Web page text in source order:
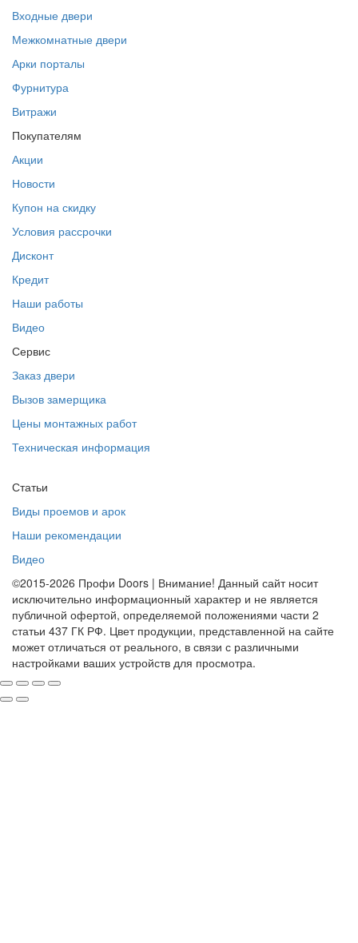
Входные двери
Межкомнатные двери
Арки порталы
Фурнитура
Витражи
Покупателям
Акции
Новости
Купон на скидку
Условия рассрочки
Дисконт
Кредит
Наши работы
Видео
Сервис
Заказ двери
Вызов замерщика
Цены монтажных работ
Техническая информация
Статьи
Виды проемов и арок
Наши рекомендации
Видео
©2015-2026 Профи Doors | Внимание! Данный сайт носит
исключительно информационный характер и не является
публичной офертой, определяемой положениями части 2
статьи 437 ГК РФ. Цвет продукции, представленной на сайте
может отличаться от реального, в связи с различными
настройками ваших устройств для просмотра.